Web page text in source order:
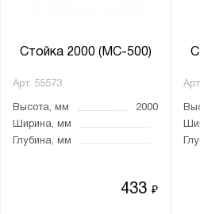
Стойка 2000 (МС-500)
Арт. 55573
Высота, мм
2000
Ширина, мм
Глубина, мм
433₽
Арт.